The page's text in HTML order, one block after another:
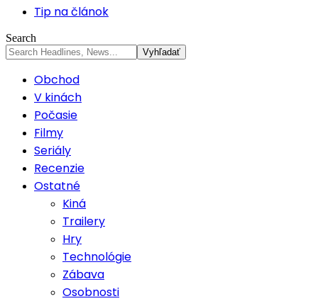
Tip na článok
Search
Obchod
V kinách
Počasie
Filmy
Seriály
Recenzie
Ostatné
Kiná
Trailery
Hry
Technológie
Zábava
Osobnosti